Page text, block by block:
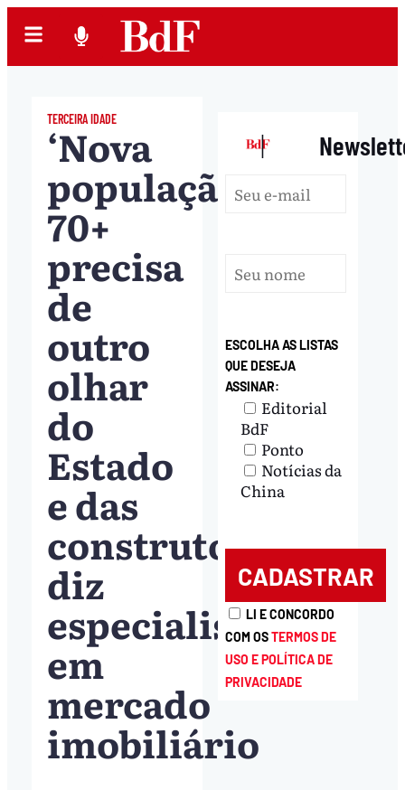
TERCEIRA IDADE
‘Nova
população
70+
precisa
de
outro
olhar
do
Estado
e das
construtoras’,
diz
especialista
em
mercado
imobiliário
|
ESCOLHA AS LISTAS
QUE DESEJA
ASSINAR:
Editorial
BdF
Ponto
Notícias da
China
LI E CONCORDO
COM OSTERMOS DE
USO E POLÍTICA DE
PRIVACIDADE